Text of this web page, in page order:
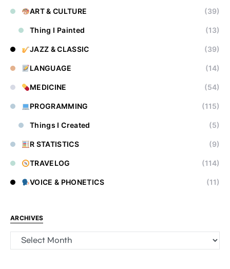
ART & CULTURE (39)
Thing I Painted (13)
JAZZ & CLASSIC (39)
LANGUAGE (14)
MEDICINE (54)
PROGRAMMING (115)
Things I Created (5)
R STATISTICS (9)
TRAVELOG (114)
VOICE & PHONETICS (11)
ARCHIVES
Archives